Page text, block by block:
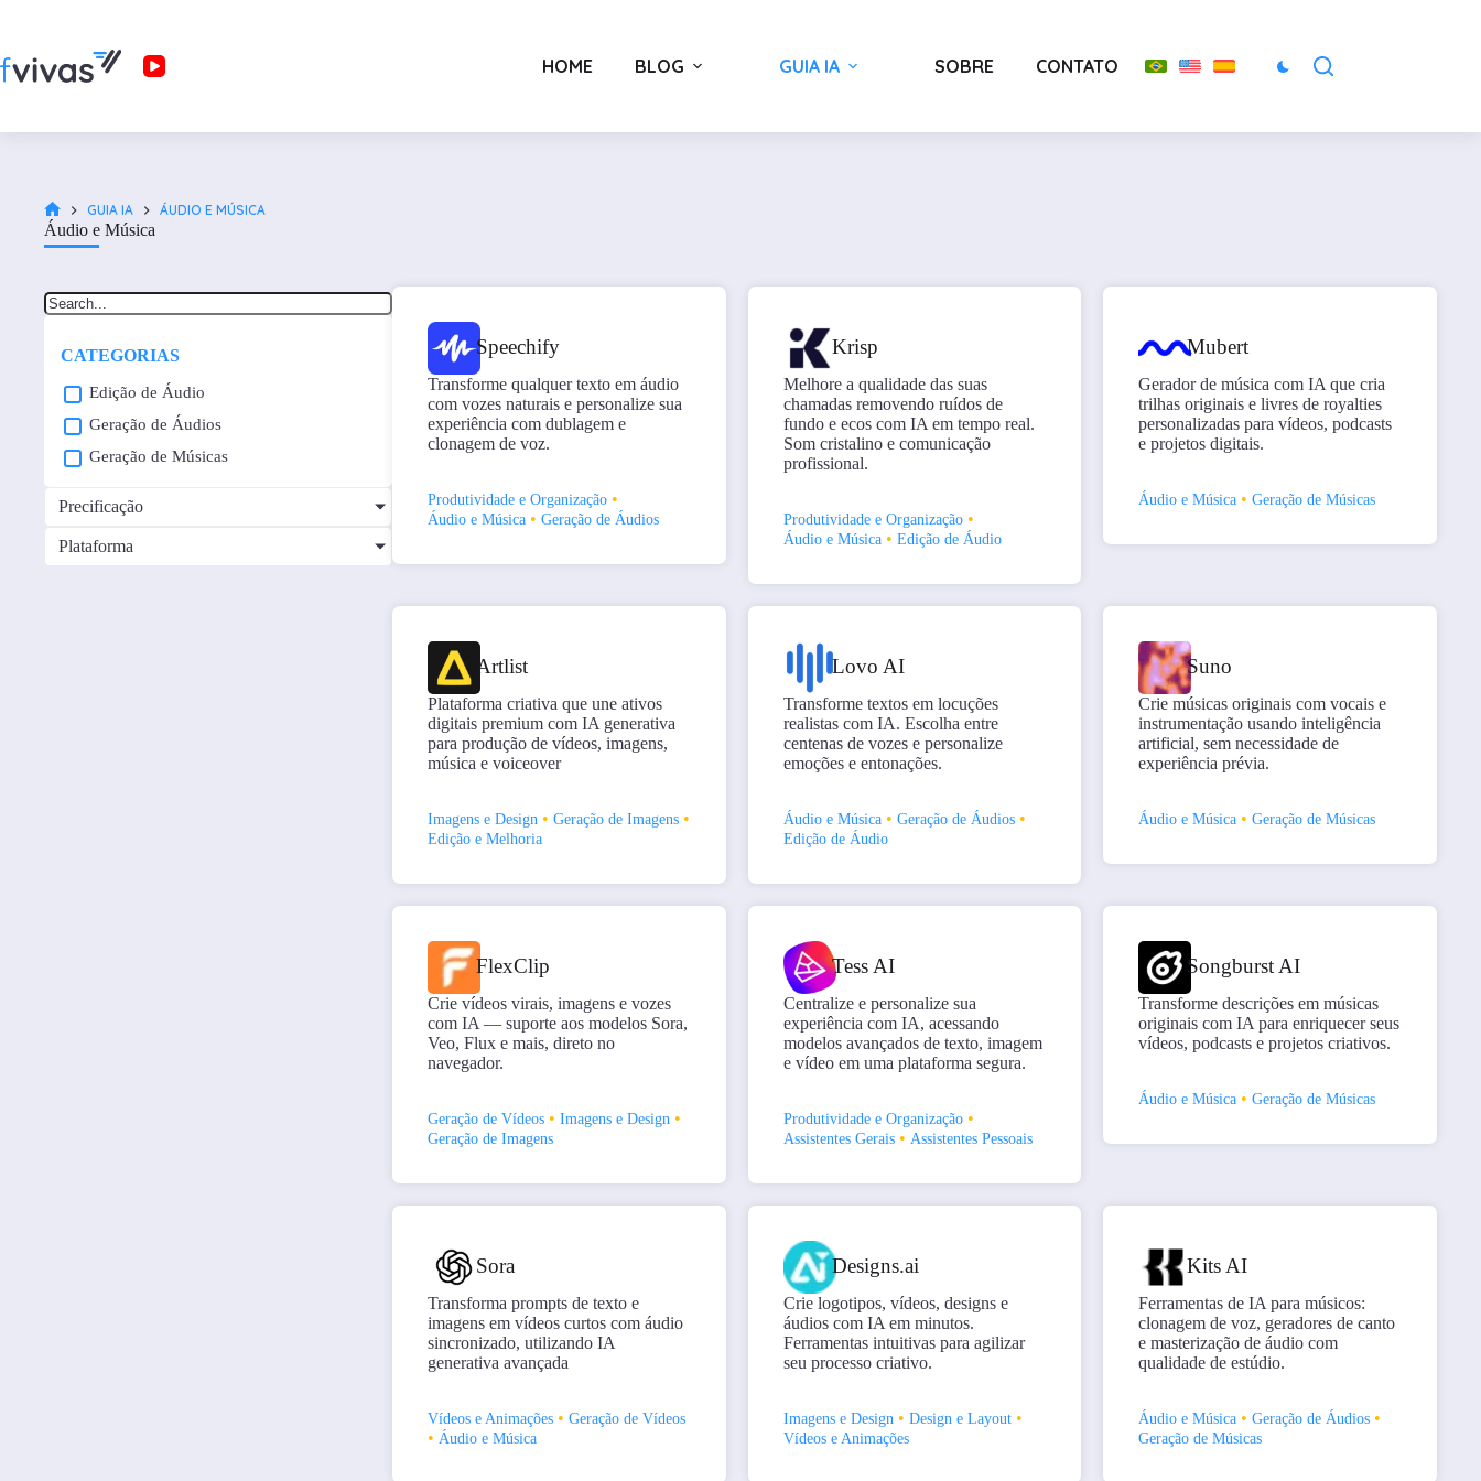
HOME BLOG GUIA IA SOBRE CONTATO
GUIA IA ÁUDIO E MÚSICA
Áudio e Música
CATEGORIAS
Edição de Áudio
Geração de Áudios
Geração de Músicas
Precificação
Plataforma
Speechify
Transforme qualquer texto em áudio
com vozes naturais e personalize sua
experiência com dublagem e
clonagem de voz.
Produtividade e Organização •
Áudio e Música • Geração de Áudios
Krisp
Melhore a qualidade das suas
chamadas removendo ruídos de
fundo e ecos com IA em tempo real.
Som cristalino e comunicação
profissional.
Produtividade e Organização•
Áudio e Música• Edição de Áudio
Mubert
Gerador de música com IA que cria
trilhas originais e livres de royalties
personalizadas para vídeos, podcasts
e projetos digitais.
Áudio e Música •Geração de Músicas
Artlist
Plataforma criativa que une ativos
digitais premium com IA generativa
para produção de vídeos, imagens,
música e voiceover
Imagens e Design • Geração de Imagens •
Edição e Melhoria
Lovo AI
Transforme textos em locuções
realistas com IA. Escolha entre
centenas de vozes e personalize
emoções e entonações.
Áudio e Música• Geração de Áudios•
Edição de Áudio
Suno
Crie músicas originais com vocais e
instrumentação usando inteligência
artificial, sem necessidade de
experiência prévia.
Áudio e Música •Geração de Músicas
FlexClip
Crie vídeos virais, imagens e vozes
com IA — suporte aos modelos Sora,
Veo, Flux e mais, direto no
navegador.
Geração de Vídeos • Imagens e Design •
Geração de Imagens
Tess AI
Centralize e personalize sua
experiência com IA, acessando
modelos avançados de texto, imagem
e vídeo em uma plataforma segura.
Produtividade e Organização•
Assistentes Gerais• Assistentes Pessoais
Songburst AI
Transforme descrições em músicas
originais com IA para enriquecer seus
vídeos, podcasts e projetos criativos.
Áudio e Música •Geração de Músicas
Sora
Transforma prompts de texto e
imagens em vídeos curtos com áudio
sincronizado, utilizando IA
generativa avançada
Vídeos e Animações • Geração de Vídeos
• Áudio e Música
Designs.ai
Crie logotipos, vídeos, designs e
áudios com IA em minutos.
Ferramentas intuitivas para agilizar
seu processo criativo.
Imagens e Design• Design e Layout•
Vídeos e Animações
Kits AI
Ferramentas de IA para músicos:
clonagem de voz, geradores de canto
e masterização de áudio com
qualidade de estúdio.
Áudio e Música •Geração de Áudios •
Geração de Músicas